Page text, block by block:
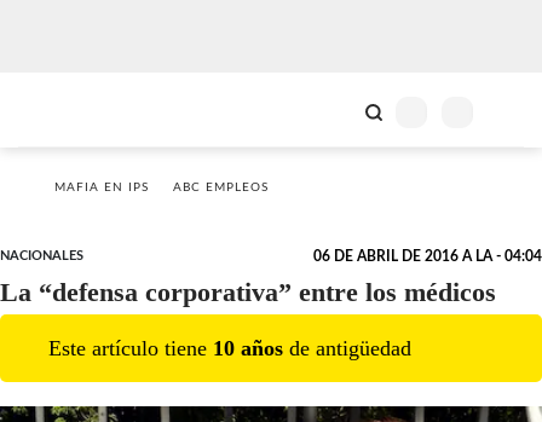
MAFIA EN IPS ABC EMPLEOS
NACIONALES 06 DE ABRIL DE 2016 A LA - 04:04
La “defensa corporativa” entre los médicos
Este artículo tiene 10 años de antigüedad